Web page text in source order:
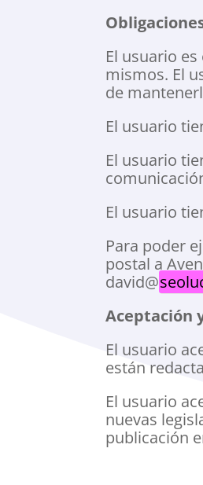
El usuario
mismos. El
de
El usuario
El usuario
El usuario
Para poder
postal a
david@
Aceptación
El usuario
están
El usuario
nuevas
publicación